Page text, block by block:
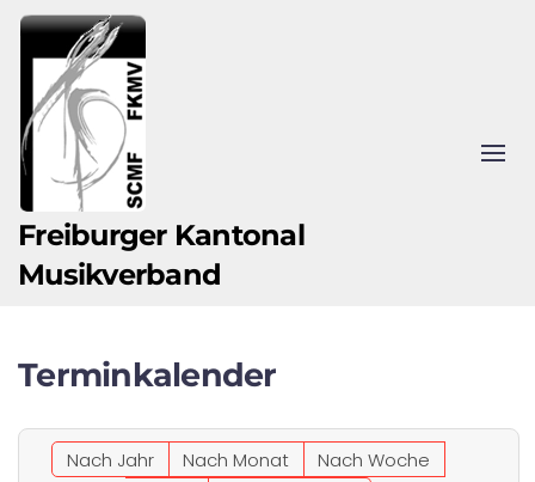
Zum Hauptinhalt springen
Freiburger Kantonal
Musikverband
Terminkalender
Nach Jahr Nach Monat
Nach Woche